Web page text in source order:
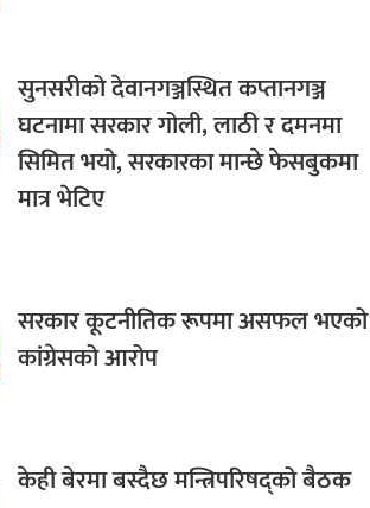
सुनसरीको देवानगञ्जस्थित कप्तानगञ्ज
घटनामा सरकार गोली, लाठी र दमनमा
सिमित भयो, सरकारका मान्छे फेसबुकमा
मात्र भेटिए
सरकार कूटनीतिक रूपमा असफल भएको
कांग्रेसको आरोप
केही बेरमा बस्दैछ मन्त्रिपरिषद्को बैठक